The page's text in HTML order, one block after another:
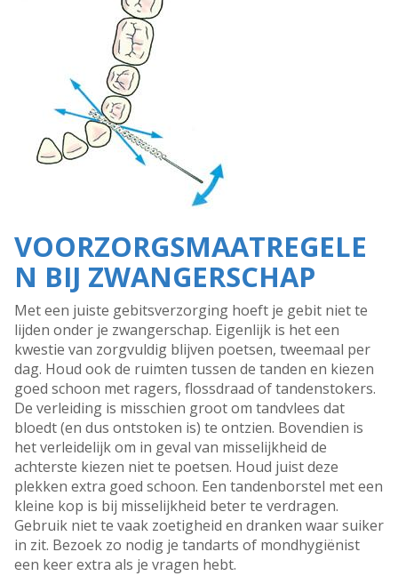
VOORZORGSMAATREGELE
N BIJ ZWANGERSCHAP
Met een juiste gebitsverzorging hoeft je gebit niet te
lijden onder je zwangerschap. Eigenlijk is het een
kwestie van zorgvuldig blijven poetsen, tweemaal per
dag. Houd ook de ruimten tussen de tanden en kiezen
goed schoon met ragers, flossdraad of tandenstokers.
De verleiding is misschien groot om tandvlees dat
bloedt (en dus ontstoken is) te ontzien. Bovendien is
het verleidelijk om in geval van misselijkheid de
achterste kiezen niet te poetsen. Houd juist deze
plekken extra goed schoon. Een tandenborstel met een
kleine kop is bij misselijkheid beter te verdragen.
Gebruik niet te vaak zoetigheid en dranken waar suiker
in zit. Bezoek zo nodig je tandarts of mondhygiënist
een keer extra als je vragen hebt.